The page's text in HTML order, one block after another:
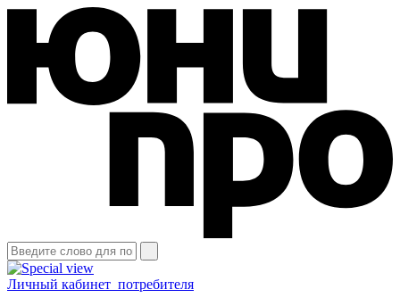
Личный кабинет потребителя